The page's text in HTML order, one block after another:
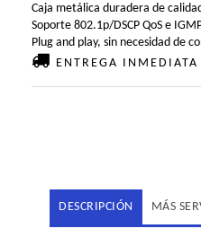
Caja metálica duradera de
Soporte 802.1p/DSCP QoS e
Plug and play, sin necesidad de
ENTREGA INMEDIATA
DESCRIPCIÓN MÁS